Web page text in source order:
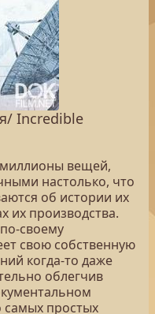
Incredible
вещей,
настолько, что
об истории их
их производства.
своему
свою собственную
когда-то даже
облегчив
самых простых